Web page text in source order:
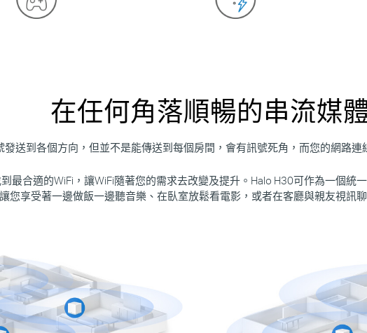
在任何角落順暢的串流媒
發送到各個方向，但並不是能傳送到每個房間，會有訊號死角，而您的網路
最合適的WiFi，讓WiFi隨著您的需求去改變及提升。Halo H30可作為一個統
您享受著一邊做飯一邊聽音樂、在臥室放鬆看電影，或者在客廳與親友視訊